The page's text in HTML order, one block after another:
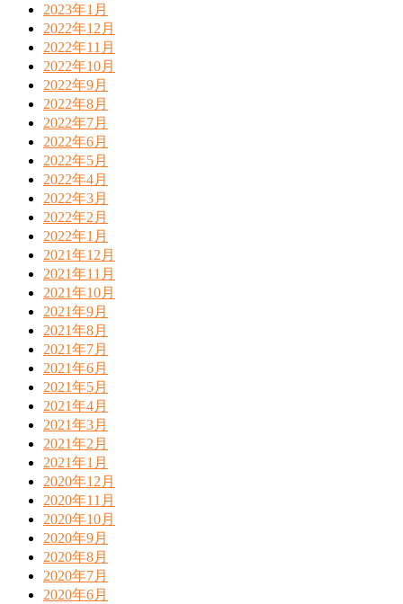
2023年1月
2022年12月
2022年11月
2022年10月
2022年9月
2022年8月
2022年7月
2022年6月
2022年5月
2022年4月
2022年3月
2022年2月
2022年1月
2021年12月
2021年11月
2021年10月
2021年9月
2021年8月
2021年7月
2021年6月
2021年5月
2021年4月
2021年3月
2021年2月
2021年1月
2020年12月
2020年11月
2020年10月
2020年9月
2020年8月
2020年7月
2020年6月